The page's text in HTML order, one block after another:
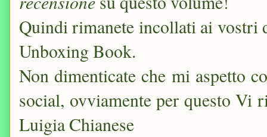
Quindi rimanete incollati ai vostri
Unboxing Book.
Non dimenticate che mi aspetto
social, ovviamente per questo Vi
Luigia Chianese